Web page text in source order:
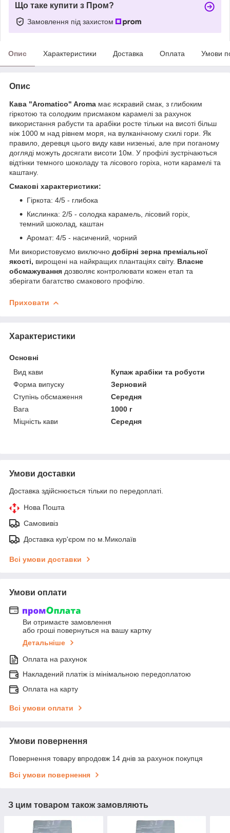
Що таке купити з Пром?
Замовлення під захистом
Опис Характеристики Доставка Оплата Умови
Опис
Кава "Aromatico" Aroma має яскравий смак, з глибоким
гіркотою та солодким присмаком карамелі за рахунок
використання рабусти та арабіки росте тільки на висоті більш
ніж 1000 м над рівнем моря, на вулканічному схилі гори. Як
правило, деревця цього виду кави низенькі, але при поганому
догляді можуть досягати висоти 10м. У профілі зустрічаються
відтінки темного шоколаду та лісового горіха, ноти карамелі та
каштану.
Смакові характеристики:
Гіркота: 4/5 - глибока
Кислинка: 2/5 - солодка карамель, лісовий горіх,
темний шоколад, каштан
Аромат: 4/5 - насичений, чорний
Ми використовуємо виключно добірні зерна преміальної
якості, вирощені на найкращих плантаціях світу. Власне
обсмажування дозволяє контролювати кожен етап та
зберігати багатство смакового профілю.
Приховати
Характеристики
Основні
Вид кави
Купаж арабіки та робусти
Форма випуску
Зерновий
Ступінь обсмаження
Середня
Вага
1000 г
Міцність кави
Середня
Умови доставки
Доставка здійснюється тільки по передоплаті.
Нова Пошта
Самовивіз
Доставка кур'єром по м.Миколаїв
Всі умови доставки
Умови оплати
Ви отримаєте замовлення
або гроші повернуться на вашу картку
Детальніше
Оплата на рахунок
Накладений платіж із мінімальною передоплатою
Оплата на карту
Всі умови оплати
Умови повернення
Повернення товару впродовж 14 днів за рахунок покупця
Всі умови повернення
З цим товаром також замовляють